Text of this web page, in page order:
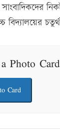
চতুর্থ
Photo Card
Card